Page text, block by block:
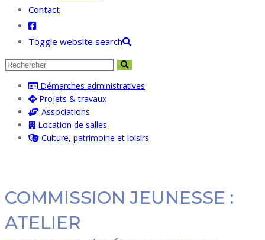
Contact
Toggle website search
Démarches administratives
Projets & travaux
Associations
Location de salles
Culture, patrimoine et loisirs
COMMISSION JEUNESSE :
ATELIER